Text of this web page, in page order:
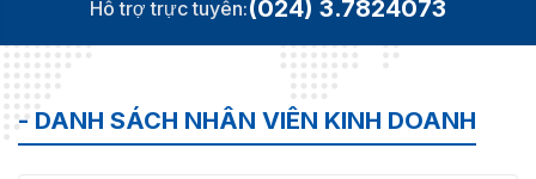
Hỗ trợ trực tuyến:(024) 3.7824073
- DANH SÁCH NHÂN VIÊN KINH DOANH